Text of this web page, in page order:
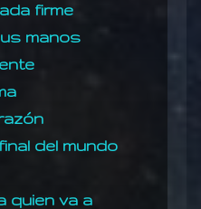
firme
manos
del mundo
quien va a